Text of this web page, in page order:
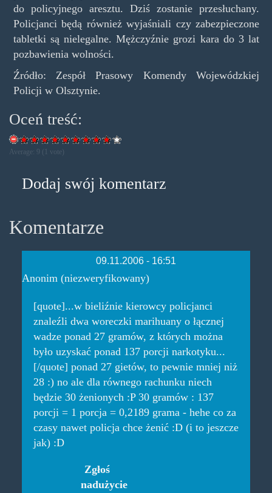
do policyjnego aresztu. Dziś zostanie przesłuchany.
Policjanci będą również wyjaśniali czy zabezpieczone
tabletki są nielegalne. Mężczyźnie grozi kara do 3 lat
pozbawienia wolności.
Źródło: Zespół Prasowy Komendy Wojewódzkiej
Policji w Olsztynie.
Oceń treść:
Average: 9 ( vote)
Dodaj swój komentarz
Komentarze
09.11.2006 - 16:51
Anonim (niezweryfikowany)
[quote]...w bieliźnie kierowcy policjanci
znaleźli dwa woreczki marihuany o łącznej
wadze ponad 27 gramów, z których można
było uzyskać ponad 137 porcji narkotyku...
[/quote] ponad 27 gietów, to pewnie mniej niż
28 :) no ale dla równego rachunku niech
będzie 30 żenionych :P 30 gramów : 137
porcji = 1 porcja = 0,2189 grama - hehe co za
czasy nawet policja chce żenić :D (i to jeszcze
jak) :D
Zgłoś
nadużycie